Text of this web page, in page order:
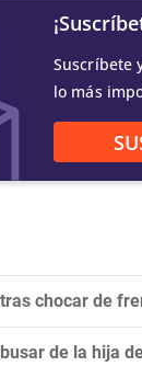
Suscríbete
lo más
chocar de
de la hija